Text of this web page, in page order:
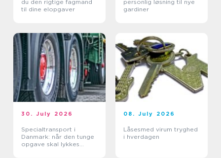
du den rigtige fagmand
til dine elopgaver
personlig løsning til nye
gardiner
30. July 2026
Specialtransport i
Danmark: når den tunge
opgave skal lykkes
08. July 2026
Låsesmed virum tryghed
i hverdagen